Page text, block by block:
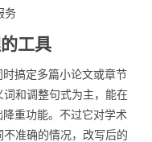
务
工具
搞定多篇小论文或章节
和调整句式为主，能在
重功能。不过它对学术
准确的情况，改写后的